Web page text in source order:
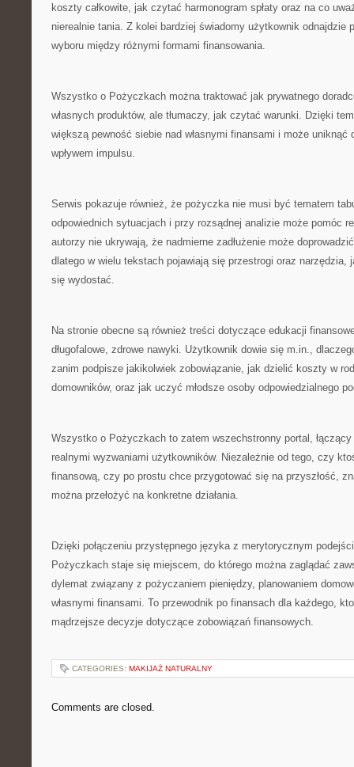
koszty całkowite, jak czytać harmonogram spłaty oraz na co
nierealnie tania. Z kolei bardziej świadomy użytkownik odnajdzie
wyboru między różnymi formami finansowania.
Wszystko o Pożyczkach można traktować jak prywatnego
własnych produktów, ale tłumaczy, jak czytać warunki. Dzięki
większą pewność siebie nad własnymi finansami i może uniknąć
wpływem impulsu.
Serwis pokazuje również, że pożyczka nie musi być tematem
odpowiednich sytuacjach i przy rozsądnej analizie może pomóc
autorzy nie ukrywają, że nadmierne zadłużenie może
dlatego w wielu tekstach pojawiają się przestrogi oraz narzędzia,
się wydostać.
Na stronie obecne są również treści dotyczące edukacji
długofalowe, zdrowe nawyki. Użytkownik dowie się m.in.,
zanim podpisze jakikolwiek zobowiązanie, jak dzielić koszty w
domowników, oraz jak uczyć młodsze osoby odpowiedzialnego
Wszystko o Pożyczkach to zatem wszechstronny portal,
realnymi wyzwaniami użytkowników. Niezależnie od tego, czy
finansową, czy po prostu chce przygotować się na przyszłość,
można przełożyć na konkretne działania.
Dzięki połączeniu przystępnego języka z merytorycznym
Pożyczkach staje się miejscem, do którego można zaglądać
dylemat związany z pożyczaniem pieniędzy, planowaniem
własnymi finansami. To przewodnik po finansach dla każdego,
mądrzejsze decyzje dotyczące zobowiązań finansowych.
CATEGORIES: MAKIJAŻ NATURALNY
Comments are closed.